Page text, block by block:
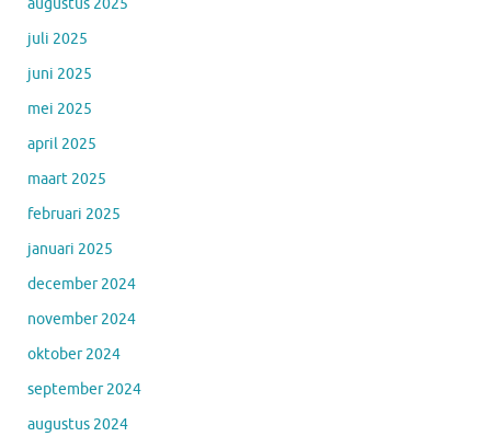
augustus 2025
juli 2025
juni 2025
mei 2025
april 2025
maart 2025
februari 2025
januari 2025
december 2024
november 2024
oktober 2024
september 2024
augustus 2024